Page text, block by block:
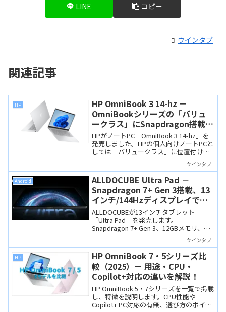
LINE コピー
ウインタブ
関連記事
HP
HP OmniBook 3 14-hz －
OmniBookシリーズの「バリュ
ークラス」にSnapdragon搭載モ
デルが追加！
HPがノートPC「OmniBook 3 14-hz」を
発売しました。HPの個人向けノートPCと
しては「バリュークラス」に位置付けら
れる製品ですが、CPUにSnapdragon Xを
ウインタブ
Android
ALLDOCUBE Ultra Pad －
Snapdragon 7+ Gen 3搭載、13
インチ/144Hzディスプレイで
44,999円！タブレット市場を揺
さぶるか？
ALLDOCUBEが13インチタブレット
「Ultra Pad」を発売します。
Snapdragon 7+ Gen 3、12GBメモリ、
2.8K/144Hzディスプレイ、8スピーカー
など高いスペックで、発売記念価格は
44,999円と格安。
ウインタブ
HP
HP OmniBook 7・5シリーズ比
較（2025）－ 用途・CPU・
Copilot+対応の違いを解説！
HP OmniBook 5・7シリーズを一覧で掲載
し、特徴を説明します。CPU性能や
Copilot+ PC対応の有無、選び方のポイン